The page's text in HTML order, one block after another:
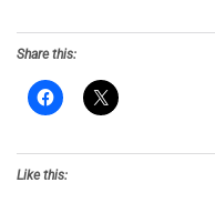
Share this:
Like this: